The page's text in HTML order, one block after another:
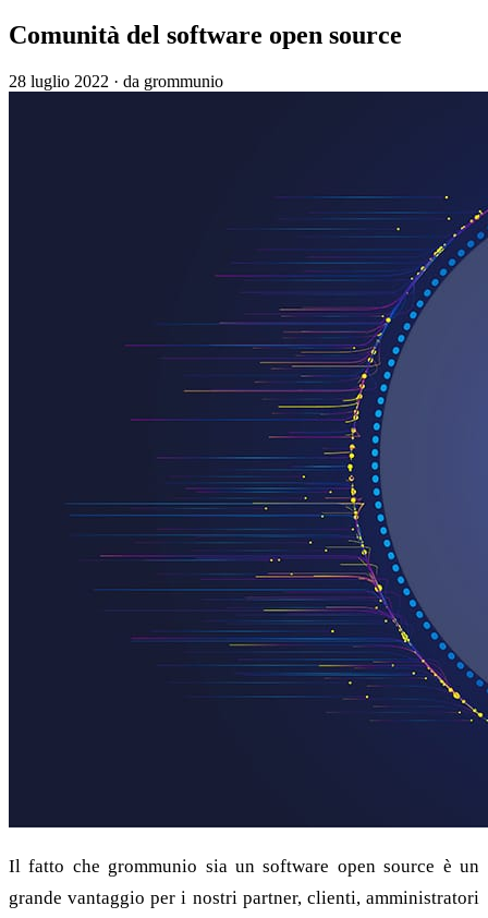
Comunità del software open source
28 luglio 2022 · da grommunio
Il fatto che grommunio sia un software open source è un
grande vantaggio per i nostri partner, clienti, amministratori